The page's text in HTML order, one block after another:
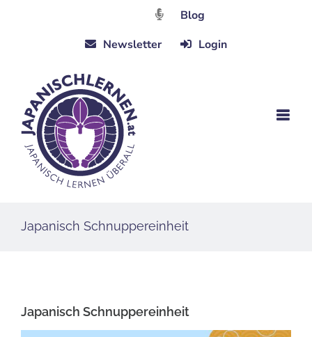
Blog
Newsletter
Login
Japanisch Schnuppereinheit
Japanisch Schnuppereinheit